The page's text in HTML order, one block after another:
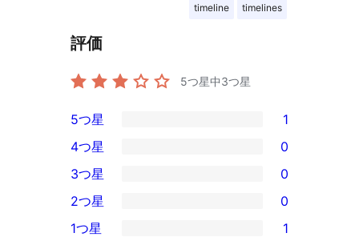
timeline timelines
評価
5つ星中3つ星
1
5-
星
レ
ビ
5つ星 1
4-
星
レ
4つ星 0
0
3-
星
3つ星 0
2-
2つ星 0
1つ星 1